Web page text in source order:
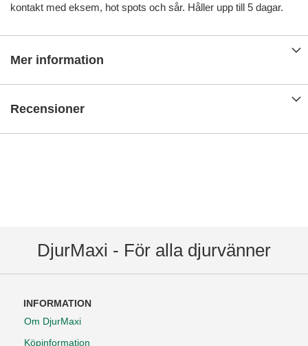
kontakt med eksem, hot spots och sår. Håller upp till 5 dagar.
Mer information
Recensioner
DjurMaxi - För alla djurvänner
INFORMATION
Om DjurMaxi
Köpinformation